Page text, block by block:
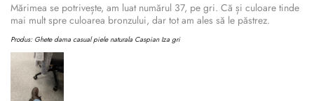
Mărimea se potrivește, am luat numărul 37, pe gri. Că și culoare tinde
mai mult spre culoarea bronzului, dar tot am ales să le păstrez.
Produs: Ghete dama casual piele naturala Caspian Iza gri